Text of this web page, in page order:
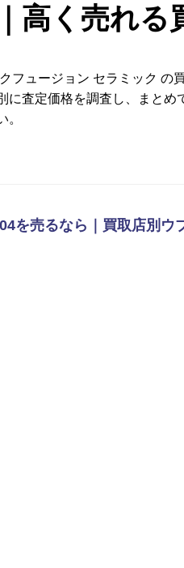
高く売れる
フュージョン セラミック の
に査定価格を調査し、まと
。
を売るなら｜買取店別